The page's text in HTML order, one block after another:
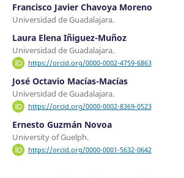
Francisco Javier Chavoya Moreno
Universidad de Guadalajara.
Laura Elena Iñiguez-Muñoz
Universidad de Guadalajara.
https://orcid.org/0000-0002-4759-6863
José Octavio Macías-Macías
Universidad de Guadalajara.
https://orcid.org/0000-0002-8369-0523
Ernesto Guzmán Novoa
University of Guelph.
https://orcid.org/0000-0001-5632-0642